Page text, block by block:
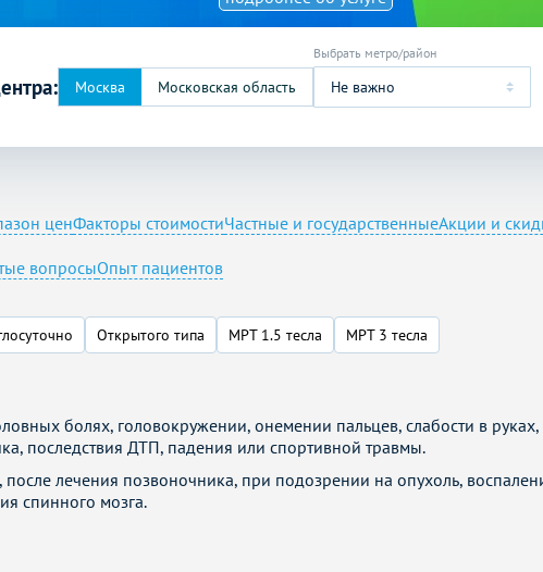
Не важно
ценФакторы стоимостиЧастные и государственныеАкции и
вопросыОпыт пациентов
болях, головокружении, онемении пальцев, слабости в
последствия ДТП, падения или спортивной травмы.
лечения позвоночника, при подозрении на опухоль,
спинного мозга.
Открытого типа МРТ 1.5 тесла МРТ 3 тесла